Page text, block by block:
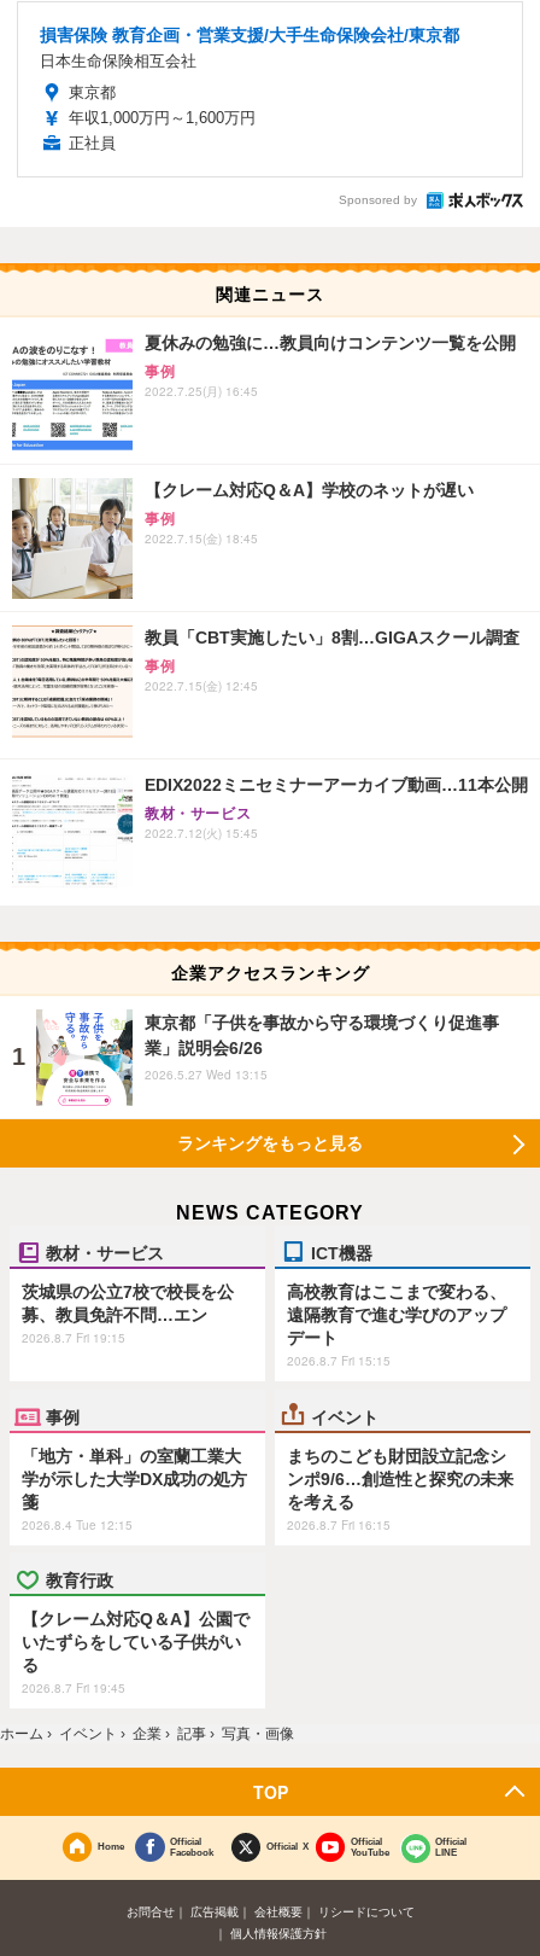
損害保険 教育企画・営業支援/大手生命保険会社/東京都
日本生命保険相互会社
東京都
年収1,000万円～1,600万円
正社員
Sponsored by
関連ニュース
夏休みの勉強に…教員向けコンテンツ一覧を公開
事例
2022.7.25(月) 16:45
【クレーム対応Q＆A】学校のネットが遅い
事例
2022.7.15(金) 18:45
教員「CBT実施したい」8割…GIGAスクール調査
事例
2022.7.15(金) 12:45
EDIX2022ミニセミナーアーカイブ動画…11本公開
教材・サービス
2022.7.12(火) 15:45
企業アクセスランキング
東京都「子供を事故から守る環境づくり促進事
業」説明会6/26
2026.5.27 Wed 13:15
ランキングをもっと見る
NEWS CATEGORY
教材・サービス
茨城県の公立7校で校長を公
募、教員免許不問…エン
2026.8.7 Fri 19:15
ICT機器
高校教育はここまで変わる、
遠隔教育で進む学びのアップ
デート
2026.8.7 Fri 15:15
事例
「地方・単科」の室蘭工業大
学が示した大学DX成功の処方
箋
2026.8.4 Tue 12:15
イベント
まちのこども財団設立記念シ
ンポ9/6…創造性と探究の未来
を考える
2026.8.7 Fri 16:15
教育行政
【クレーム対応Q＆A】公園で
いたずらをしている子供がい
る
2026.8.7 Fri 19:45
ホーム › イベント › 企業 › 記事 › 写真・画像
TOP
Home
Official
Facebook
Official X
Official
YouTube
Official
LINE
お問合せ 広告掲載 会社概要
リシードについて
個人情報保護方針